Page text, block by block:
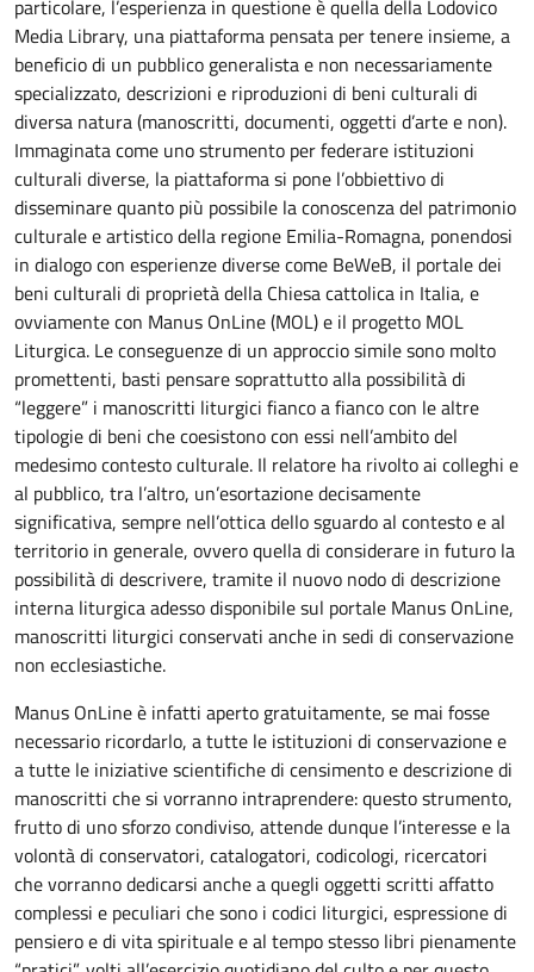
particolare, l’esperienza in questione è quella della Lodovico
Media Library, una piattaforma pensata per tenere insieme, a
beneficio di un pubblico generalista e non necessariamente
specializzato, descrizioni e riproduzioni di beni culturali di
diversa natura (manoscritti, documenti, oggetti d’arte e non).
Immaginata come uno strumento per federare istituzioni
culturali diverse, la piattaforma si pone l’obbiettivo di
disseminare quanto più possibile la conoscenza del patrimonio
culturale e artistico della regione Emilia-Romagna, ponendosi
in dialogo con esperienze diverse come BeWeB, il portale dei
beni culturali di proprietà della Chiesa cattolica in Italia, e
ovviamente con Manus OnLine (MOL) e il progetto MOL
Liturgica. Le conseguenze di un approccio simile sono molto
promettenti, basti pensare soprattutto alla possibilità di
“leggere” i manoscritti liturgici fianco a fianco con le altre
tipologie di beni che coesistono con essi nell’ambito del
medesimo contesto culturale. Il relatore ha rivolto ai colleghi e
al pubblico, tra l’altro, un’esortazione decisamente
significativa, sempre nell’ottica dello sguardo al contesto e al
territorio in generale, ovvero quella di considerare in futuro la
possibilità di descrivere, tramite il nuovo nodo di descrizione
interna liturgica adesso disponibile sul portale Manus OnLine,
manoscritti liturgici conservati anche in sedi di conservazione
non ecclesiastiche.
Manus OnLine è infatti aperto gratuitamente, se mai fosse
necessario ricordarlo, a tutte le istituzioni di conservazione e
a tutte le iniziative scientifiche di censimento e descrizione di
manoscritti che si vorranno intraprendere: questo strumento,
frutto di uno sforzo condiviso, attende dunque l’interesse e la
volontà di conservatori, catalogatori, codicologi, ricercatori
che vorranno dedicarsi anche a quegli oggetti scritti affatto
complessi e peculiari che sono i codici liturgici, espressione di
pensiero e di vita spirituale e al tempo stesso libri pienamente